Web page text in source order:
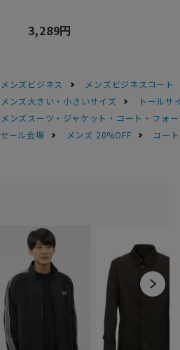
3,289円
メンズビジネス
メンズビジネスコート
メンズ大きい・小さいサイズ
トールサ
メンズスーツ・ジャケット・コート・フォ
セール会場 メンズ 20%OFF コー